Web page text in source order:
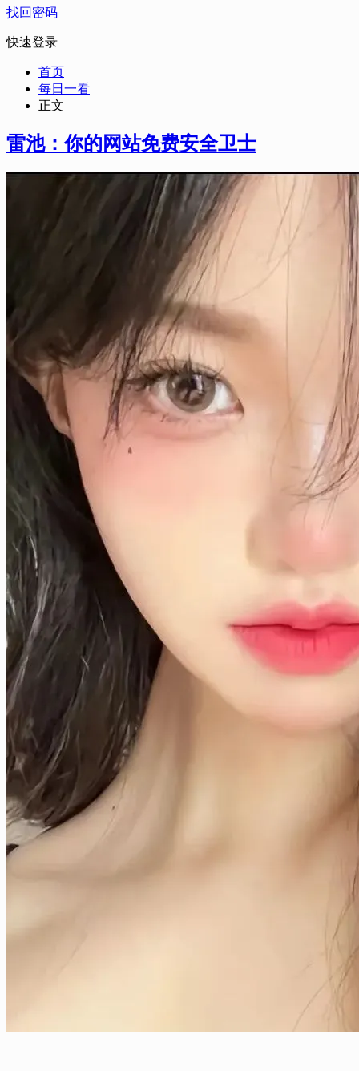
找回密码
快速登录
首页
每日一看
正文
雷池：你的网站免费安全卫士